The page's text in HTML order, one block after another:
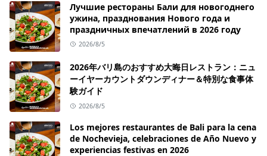
Лучшие рестораны Бали для новогоднего
ужина, празднования Нового года и
праздничных впечатлений в 2026 году
2026/8/5
2026年バリ島のおすすめ大晦日レストラン：ニュ
ーイヤーカウントダウンディナー＆特別な食事体
験ガイド
2026/8/5
Los mejores restaurantes de Bali para la cena
de Nochevieja, celebraciones de Año Nuevo y
experiencias festivas en 2026